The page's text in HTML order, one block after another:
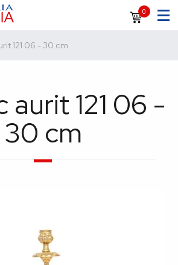
0
121 06 - 30 cm
aurit 121 06 -
30 cm